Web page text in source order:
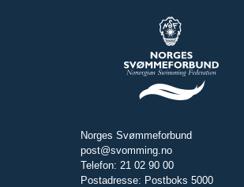
Norges Svømmeforbund
post@svomming.no
Telefon: 21 02 90 00
Postadresse: Postboks 5000